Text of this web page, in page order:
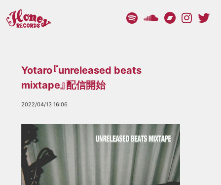
Yotaro『unreleased beats
mixtape』配信開始
2022/04/13 16:06